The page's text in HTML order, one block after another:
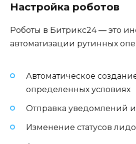
Настройка роботов
Роботы в Битрикс24 — это
автоматизации рутинных
Автоматическое
определенных условиях
Отправка уведомлений
Изменение статусов